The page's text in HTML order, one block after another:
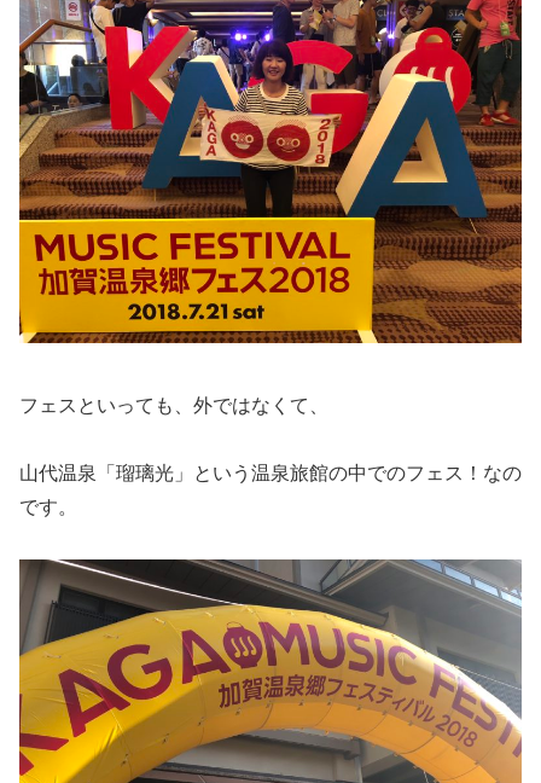
フェスといっても、外ではなくて、
山代温泉「瑠璃光」という温泉旅館の中でのフェス！なの
です。